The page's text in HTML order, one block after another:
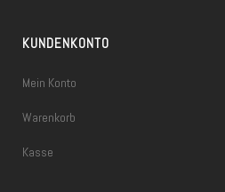
KUNDENKONTO
Mein Konto
Warenkorb
Kasse